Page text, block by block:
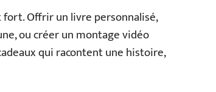
Offrir un livre personnalisé,
ou créer un montage vidéo
qui racontent une histoire,